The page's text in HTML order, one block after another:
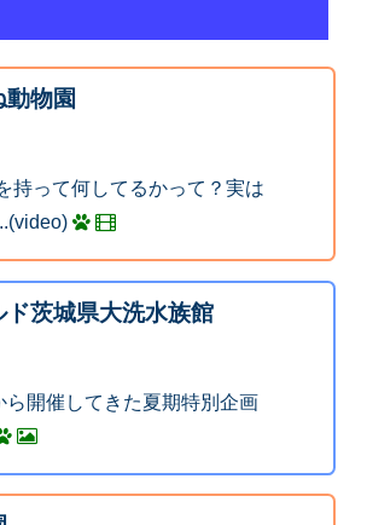
動物園
持って何してるかって？実は
ド茨城県大洗水族館
ら開催してきた夏期特別企画